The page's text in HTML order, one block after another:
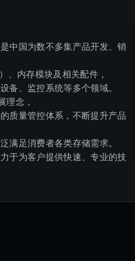
中国为数不多集产品开发、销
、内存模块及相关配件，
备、监控系统等多个领域。
理念，
质量管控体系，不断提升产品
满足消费者各类存储需求。
于为客户提供快速、专业的技